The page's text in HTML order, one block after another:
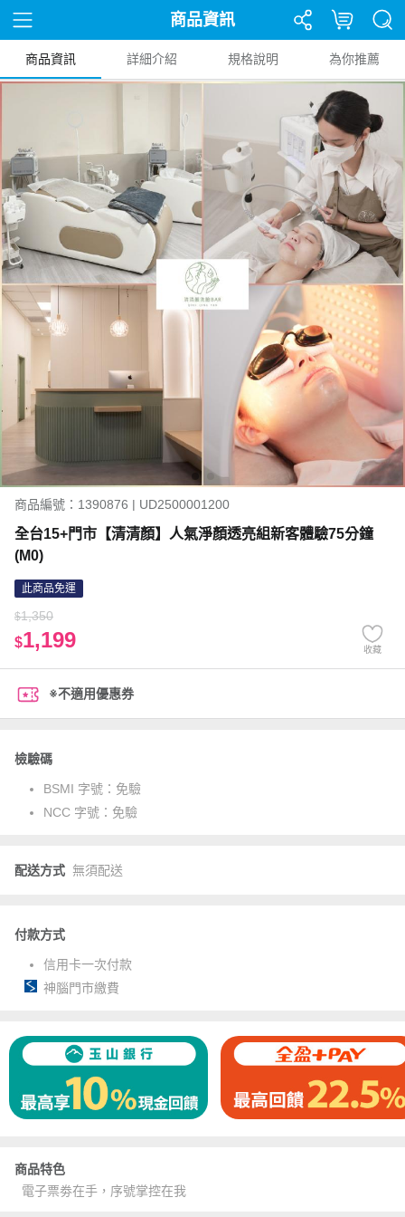
商品資訊
商品資訊 詳細介紹 規格說明 為你推薦
商品編號：1390876 | UD2500001200
全台15+門市【清清顏】人氣淨顏透亮組新客體驗75分鐘
(M0)
此商品免運
$1,350
$1,199 收藏
※不適用優惠券
檢驗碼
BSMI 字號： 免驗
NCC 字號： 免驗
配送方式 無須配送
付款方式
信用卡一次付款
神腦門市繳費
商品特色
電子票劵在手，序號掌控在我